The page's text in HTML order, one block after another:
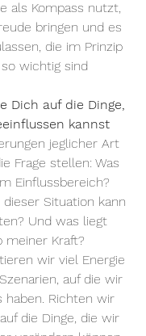
als Kompass nutzt,
bringen und es
die im Prinzip
wichtig sind
Dich auf die Dinge,
kannst
jeglicher Art
Frage stellen: Was
Einflussbereich?
Situation kann
Und was liegt
meiner Kraft?
wir viel Energie
auf die wir
haben. Richten wir
die Dinge, die wir